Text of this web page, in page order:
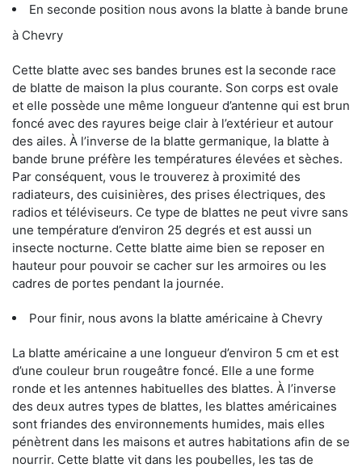
En seconde position nous avons la blatte à bande brune
à Chevry
Cette blatte avec ses bandes brunes est la seconde race
de blatte de maison la plus courante. Son corps est ovale
et elle possède une même longueur d’antenne qui est brun
foncé avec des rayures beige clair à l’extérieur et autour
des ailes. À l’inverse de la blatte germanique, la blatte à
bande brune préfère les températures élevées et sèches.
Par conséquent, vous le trouverez à proximité des
radiateurs, des cuisinières, des prises électriques, des
radios et téléviseurs. Ce type de blattes ne peut vivre sans
une température d’environ 25 degrés et est aussi un
insecte nocturne. Cette blatte aime bien se reposer en
hauteur pour pouvoir se cacher sur les armoires ou les
cadres de portes pendant la journée.
Pour finir, nous avons la blatte américaine à Chevry
La blatte américaine a une longueur d’environ 5 cm et est
d’une couleur brun rougeâtre foncé. Elle a une forme
ronde et les antennes habituelles des blattes. À l’inverse
des deux autres types de blattes, les blattes américaines
sont friandes des environnements humides, mais elles
pénètrent dans les maisons et autres habitations afin de se
nourrir. Cette blatte vit dans les poubelles, les tas de